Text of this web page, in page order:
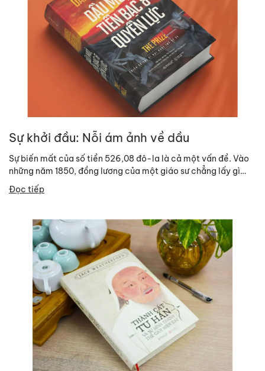
Sự khởi đầu: Nỗi ám ảnh về dầu
Sự biến mất của số tiền 526,08 đô-la là cả một vấn đề. Vào
những năm 1850, đồng lương của một giáo sư chẳng lấy gì
làm...
Đọc tiếp